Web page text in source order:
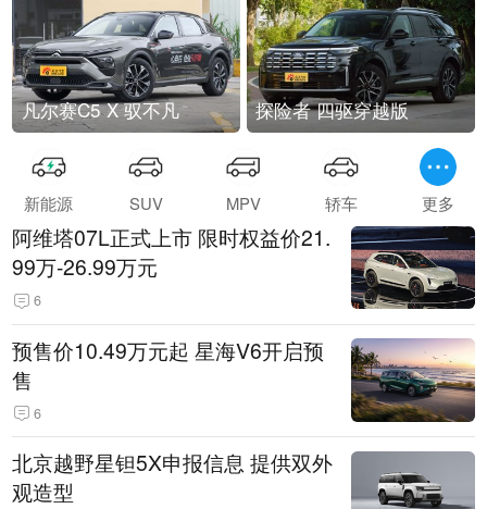
凡尔赛C5 X 驭不凡 探险者 四驱穿越版
新能源 SUV MPV 轿车 更多
阿维塔07L正式上市 限时权益价21.
99万-26.99万元
6
预售价10.49万元起 星海V6开启预
售
6
北京越野星钽5X申报信息 提供双外
观造型